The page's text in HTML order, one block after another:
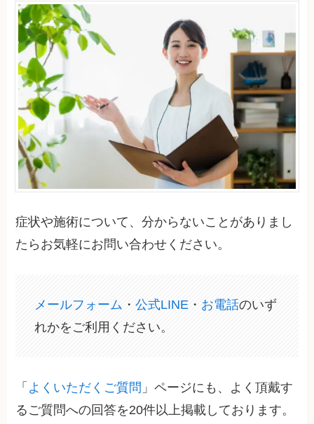
症状や施術について、分からないことがありまし
たらお気軽にお問い合わせください。
メールフォーム ・公式LINE ・ お電話のいず
れかをご利用ください。
「 よくいただくご質問 」ページにも、よく頂戴す
るご質問への回答を20件以上掲載しております。